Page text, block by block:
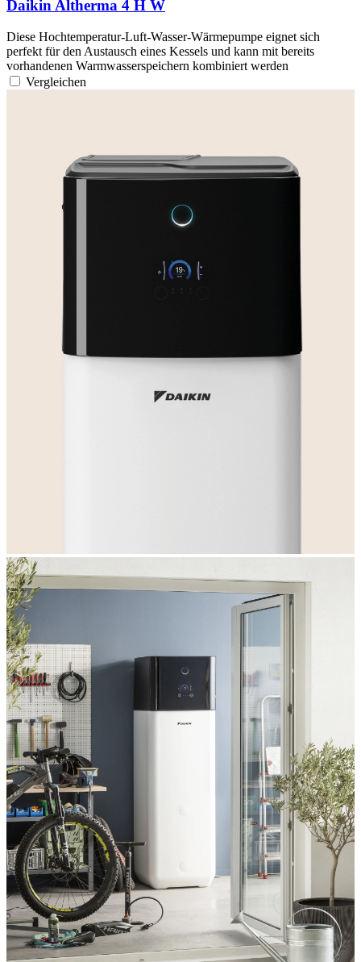
Daikin Altherma 4 H W
Diese Hochtemperatur-Luft-Wasser-Wärmepumpe eignet sich
perfekt für den Austausch eines Kessels und kann mit bereits
vorhandenen Warmwasserspeichern kombiniert werden
Vergleichen